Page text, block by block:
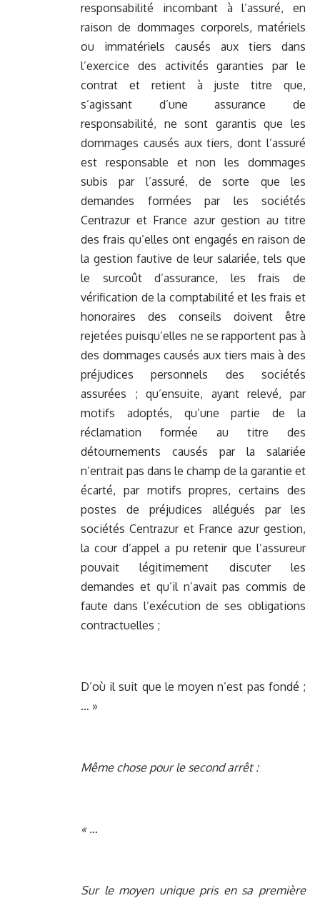
responsabilité incombant à l’assuré, en
raison de dommages corporels, matériels
ou immatériels causés aux tiers dans
l’exercice des activités garanties par le
contrat et retient à juste titre que,
s’agissant d’une assurance de
responsabilité, ne sont garantis que les
dommages causés aux tiers, dont l’assuré
est responsable et non les dommages
subis par l’assuré, de sorte que les
demandes formées par les sociétés
Centrazur et France azur gestion au titre
des frais qu’elles ont engagés en raison de
la gestion fautive de leur salariée, tels que
le surcoût d’assurance, les frais de
vérification de la comptabilité et les frais et
honoraires des conseils doivent être
rejetées puisqu’elles ne se rapportent pas à
des dommages causés aux tiers mais à des
préjudices personnels des sociétés
assurées ; qu’ensuite, ayant relevé, par
motifs adoptés, qu’une partie de la
réclamation formée au titre des
détournements causés par la salariée
n’entrait pas dans le champ de la garantie et
écarté, par motifs propres, certains des
postes de préjudices allégués par les
sociétés Centrazur et France azur gestion,
la cour d’appel a pu retenir que l’assureur
pouvait légitimement discuter les
demandes et qu’il n’avait pas commis de
faute dans l’exécution de ses obligations
contractuelles ;
D’où il suit que le moyen n’est pas fondé ;
… »
Même chose pour le second arrêt :
« …
Sur le moyen unique pris en sa première